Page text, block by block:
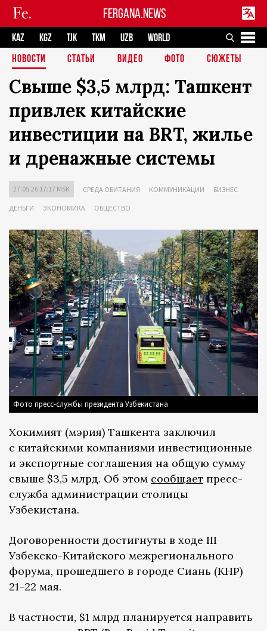
FERGANA.NEWS
KAZ KGZ TJK TKM UZB
WORLD
НОВОСТИ
СТАТЬИ ВИДЕО ФОТО СЮЖЕТЫ
Свыше $3,5 млрд: Ташкент
привлек китайские
инвестиции на BRT, жилье
и дренажные системы
27.05.26 17:17 MSK СРЕДА ОБИТАНИЯ КОММУНИКАЦИИ БИЗНЕС
ДЕНЬГИ ЭКОНОМИКА ОБЩЕСТВО
Фото пресс-службы президента Узбекистана
Хокимият (мэрия) Ташкента заключил
с китайскими компаниями инвестиционные
и экспортные соглашения на общую сумму
свыше $3,5 млрд. Об этом сообщает пресс-
служба администрации столицы
Узбекистана.
Договоренности достигнуты в ходе III
Узбекско-Китайского межрегионального
форума, прошедшего в городе Сиань (КНР)
21–22 мая.
В частности, $1 млрд планируется направить